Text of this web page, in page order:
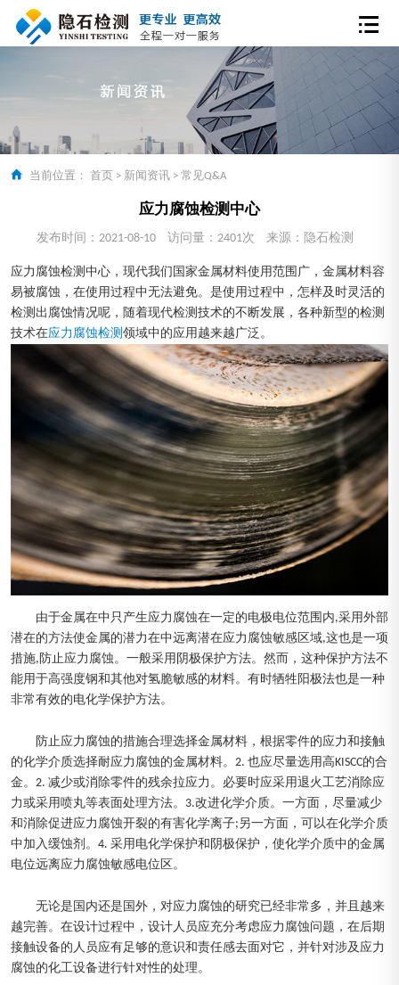
当前位置： 首页 > 新闻资讯 > 常见Q&A
应力腐蚀检测中心
发布时间：2021-08-10 访问量：2401次 来源：隐石检测
应力腐蚀检测中心，现代我们国家金属材料使用范围广，金属材料容
易被腐蚀，在使用过程中无法避免。是使用过程中，怎样及时灵活的
检测出腐蚀情况呢，随着现代检测技术的不断发展，各种新型的检测
技术在应力腐蚀检测 领域中的应用越来越广泛。
由于金属在中只产生应力腐蚀在一定的电极电位范围内,采用外部
潜在的方法使金属的潜力在中远离潜在应力腐蚀敏感区域,这也是一项
措施,防止应力腐蚀。一般采用阴极保护方法。然而，这种保护方法不
能用于高强度钢和其他对氢脆敏感的材料。有时牺牲阳极法也是一种
非常有效的电化学保护方法。
防止应力腐蚀的措施合理选择金属材料，根据零件的应力和接触
的化学介质选择耐应力腐蚀的金属材料。2. 也应尽量选用高KISCC的合
金。2. 减少或消除零件的残余拉应力。必要时应采用退火工艺消除应
力或采用喷丸等表面处理方法。3.改进化学介质。一方面，尽量减少
和消除促进应力腐蚀开裂的有害化学离子;另一方面，可以在化学介质
中加入缓蚀剂。4. 采用电化学保护和阴极保护，使化学介质中的金属
电位远离应力腐蚀敏感电位区。
无论是国内还是国外，对应力腐蚀的研究已经非常多，并且越来
越完善。在设计过程中，设计人员应充分考虑应力腐蚀问题，在后期
接触设备的人员应有足够的意识和责任感去面对它，并针对涉及应力
腐蚀的化工设备进行针对性的处理。